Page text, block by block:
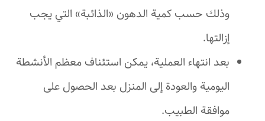
وذلك حسب كمية الدهون «الذائبة» التي يجب
إزالتها.
بعد انتهاء العملية، يمكن استئناف معظم الأنشطة
اليومية والعودة إلى المنزل بعد الحصول على
موافقة الطبيب.